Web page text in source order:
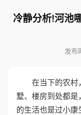
冷静分析!河池
发布
在当下的农村
墅、楼房到处都是
的生活也是过小